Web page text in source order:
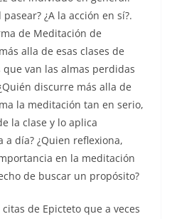
¿A la acción en sí?.
de Meditación de
alla de esas clases de
van las almas perdidas
discurre más alla de
la meditación tan en serio,
la clase y lo aplica
día? ¿Quien reflexiona,
en la meditación
de buscar un propósito?
de Epicteto que a veces